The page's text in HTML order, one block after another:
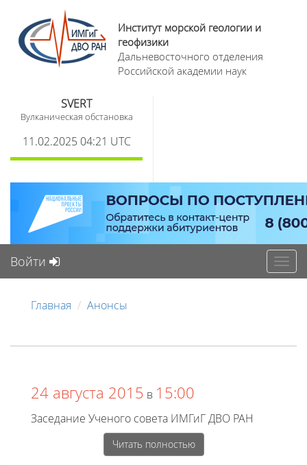
Институт морской геологии и
геофизики
Дальневосточного отделения
Российской академии наук
SVERT
Вулканическая обстановка
11.02.2025 04:21 UTC
Войти
Главная Анонсы
24 августа 2015 в 15:00
Заседание Ученого совета ИМГиГ ДВО РАН
Читать полностью